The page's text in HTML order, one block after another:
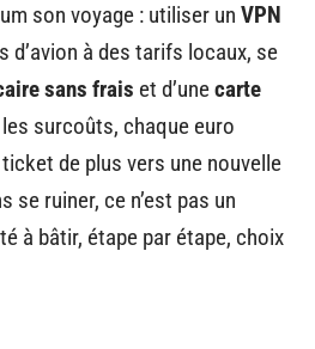
son voyage : utiliser un VPN
d’avion à des tarifs locaux, se
sans frais et d’unecarte
surcoûts, chaque euro
de plus vers une nouvelle
se ruiner, ce n’est pas un
à bâtir, étape par étape, choix